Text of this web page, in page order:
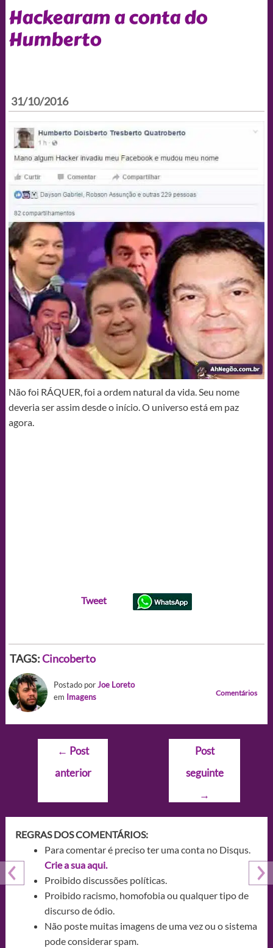
Hackearam a conta do
Humberto
31/10/2016
Não foi RÁQUER, foi a ordem natural da vida. Seu nome
deveria ser assim desde o início. O universo está em paz
agora.
Tweet
TAGS:Cincoberto
Postado porJoe Loreto
em Imagens Comentários
Navegação
Post
← Post
anterior
Post
seguinte
→
REGRAS DOS COMENTÁRIOS:
Para comentar é preciso ter uma conta no Disqus.
Crie a sua aqui.
Proibido discussões políticas.
Proibido racismo, homofobia ou qualquer tipo de
discurso de ódio.
Não poste muitas imagens de uma vez ou o sistema
pode considerar spam.